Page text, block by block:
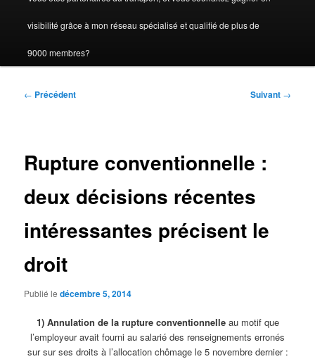
visibilité grâce à mon réseau spécialisé et qualifié de plus de
9000 membres?
Navigation
← Précédent Suivant →
Rupture conventionnelle :
deux décisions récentes
intéressantes précisent le
droit
Publié ledécembre 5, 2014
1) Annulation de la rupture conventionnelleau motif que
l’employeur avait fourni au salarié des renseignements erronés
sur sur ses droits à l’allocation chômage le 5 novembre dernier :